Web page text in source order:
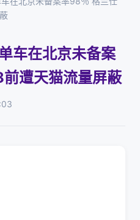
车在北京未备案
遭天猫流量屏蔽